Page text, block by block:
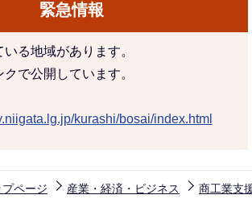
緊急情報
る地域があります。
で公開しています。
kurashi/bosai/index.html
プページ 産業・経済・ビジネス 商工業支